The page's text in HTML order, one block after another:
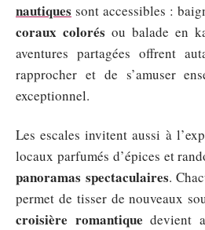
nautiques sont accessibles :
coraux colorés ou balade en
aventures partagées offrent
rapprocher et de s’amuser
exceptionnel.
Les escales invitent aussi à
locaux parfumés d’épices et
panoramas spectaculaires.
permet de tisser de nouveaux
croisière romantique devient